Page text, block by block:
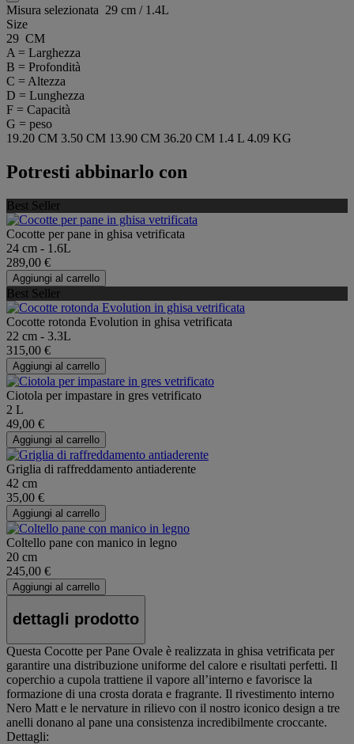
Misura selezionata 29 cm / 1.4L
Size
29 CM
A = Larghezza
B = Profondità
C = Altezza
D = Lunghezza
F = Capacità
G = peso
19.20 CM 3.50 CM 13.90 CM 36.20 CM 1.4 L 4.09 KG
Potresti abbinarlo con
Best Seller
Cocotte per pane in ghisa vetrificata
24 cm - 1.6L
289,00 €
Aggiungi al carrello
Best Seller
Cocotte rotonda Evolution in ghisa vetrificata
22 cm - 3.3L
315,00 €
Aggiungi al carrello
Ciotola per impastare in gres vetrificato
2 L
49,00 €
Aggiungi al carrello
Griglia di raffreddamento antiaderente
42 cm
35,00 €
Aggiungi al carrello
Coltello pane con manico in legno
20 cm
245,00 €
Aggiungi al carrello
dettagli prodotto
Questa Cocotte per Pane Ovale è realizzata in ghisa vetrificata per
garantire una distribuzione uniforme del calore e risultati perfetti. Il
coperchio a cupola trattiene il vapore all’interno e favorisce la
formazione di una crosta dorata e fragrante. Il rivestimento interno
Nero Matt e le nervature in rilievo con il nostro iconico design a tre
anelli donano al pane una consistenza incredibilmente croccante.
Dettagli: